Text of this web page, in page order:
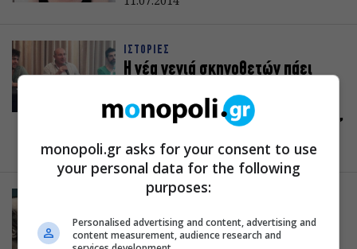
ΙΣΤΟΡΙΕΣ
Η νέα γενιά σκηνοθετών πάει
Καραντζάς και Λυγίζος για
“Ελένη” και “Προμηθέα Δεσμώτη”
30.06.2014
ΕΙΔΑΜΕ / ΠΑΡΑΣΤΑΣΕΙΣ
Είδαμε την «Τίρζα» στο θέατρο
Ιλίσια- Καταπιεσμένα πάθη
monopoli.gr asks for your consent to use
your personal data for the following
purposes:
Personalised advertising and content, advertising and
content measurement, audience research and